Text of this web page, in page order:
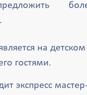
на
гостями.
экспресс